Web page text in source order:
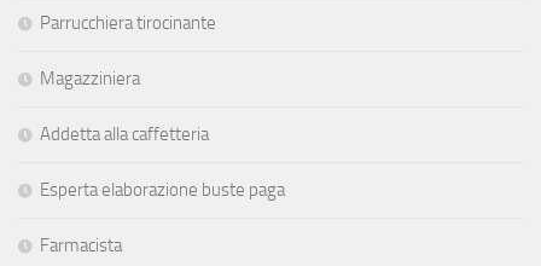
Parrucchiera tirocinante
Magazziniera
Addetta alla caffetteria
Esperta elaborazione buste paga
Farmacista